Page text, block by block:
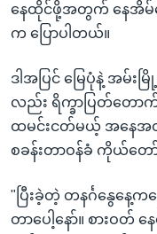
နေထိုင်ဖို့အတွက် နေအိ
က ပြောပါတယ်။
ဒါအပြင် မြေပုံနဲ့ အမ်း
လည်း ရိက္ခာပြတ်တော
ထမင်းငတ်မယ့် အနေအထ
စခန်းတာဝန်ခံ ကိုယ်တ
"ပြီးခဲ့တဲ့ တနင်္ဂနွေနေ့က
တာပေါ့နော်။ စားဝတ်